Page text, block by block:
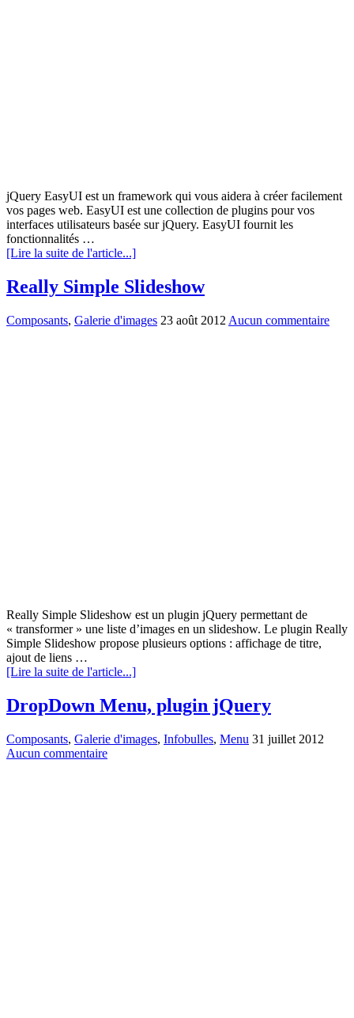
jQuery EasyUI est un framework qui vous aidera à créer facilement
vos pages web. EasyUI est une collection de plugins pour vos
interfaces utilisateurs basée sur jQuery. EasyUI fournit les
fonctionnalités …
[Lire la suite de l'article...]
Really Simple Slideshow
Composants, Galerie d'images 23 août 2012 Aucun commentaire
Really Simple Slideshow est un plugin jQuery permettant de
« transformer » une liste d’images en un slideshow. Le plugin Really
Simple Slideshow propose plusieurs options : affichage de titre,
ajout de liens …
[Lire la suite de l'article...]
DropDown Menu, plugin jQuery
Composants, Galerie d'images, Infobulles, Menu 31 juillet 2012
Aucun commentaire